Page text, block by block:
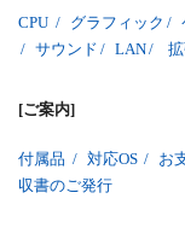
CPU / グラフィック /
/ サウンド / LAN/
[ご案内]
付属品 / 対応OS / お
収書のご発行